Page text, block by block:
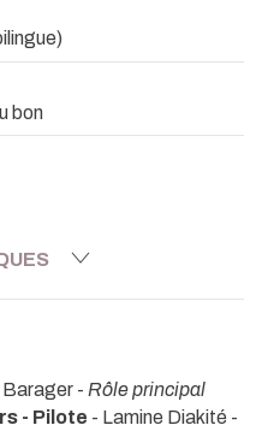
bon
Barager - Rôle principal
- Pilote - Lamine Diakité -